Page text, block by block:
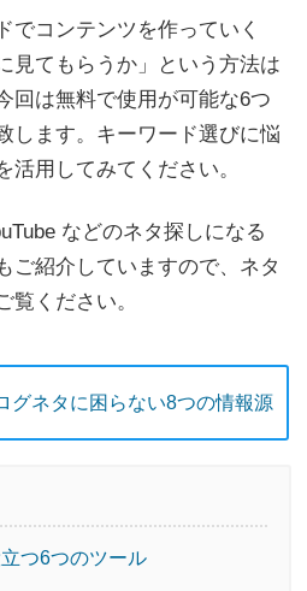
でコンテンツを作っていく
見てもらうか」という方法は
回は無料で使用が可能な6つ
します。キーワード選びに悩
活用してみてください。
などのネタ探しになる
ご紹介していますので、ネタ
覧ください。
グネタに困らない8つの情報源
つ6つのツール